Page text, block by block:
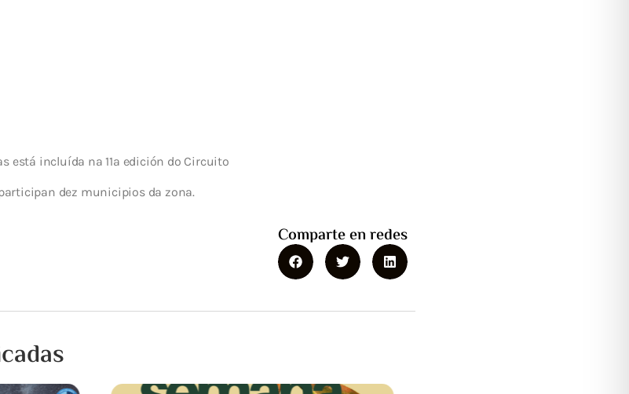
está incluída na 11ª edición do Circuito
dez municipios da zona.
Comparte en redes
15 XULLO, 2026